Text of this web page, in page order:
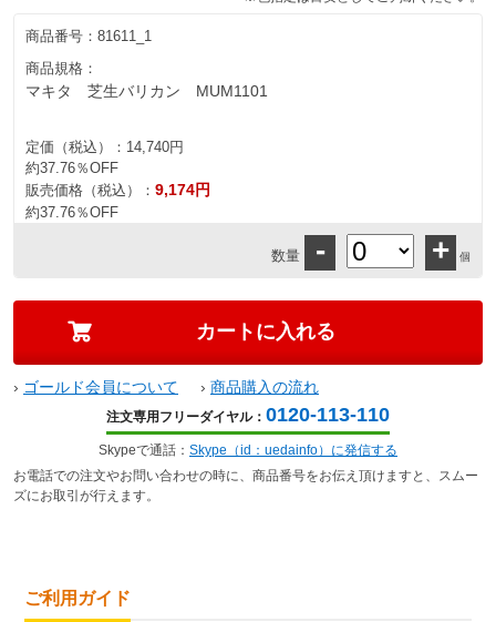
商品番号： 81611_1
商品規格：
マキタ 芝生バリカン MUM1101
定価（税込）： 14,740円
約37.76％OFF
販売価格（税込）： 9,174円
約37.76％OFF
数量 - + 個
› ゴールド会員について › 商品購入の流れ
注文専用フリーダイヤル： 0120-113-110
Skypeで通話： Skype（id：uedainfo）に発信する
お電話での注文やお問い合わせの時に、商品番号をお伝え頂けますと、スムー
ズにお取引が行えます。
ご利用ガイド